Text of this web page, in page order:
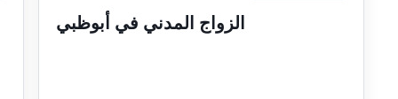
الزواج المدني في أبوظبي